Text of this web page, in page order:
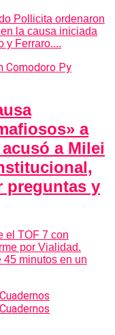
Pollicita ordenaron
la causa iniciada
y Ferraro....
a
a Milei
preguntas y
el TOF 7 con
por Vialidad.
45 minutos en un